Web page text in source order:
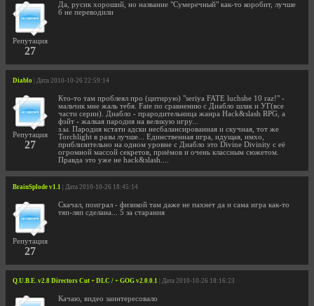
Репутация
27
Да, русик хороший, но название "Сумеречный" как-то коробит, лучше
б не переводили
Diablo | Дата 2010-10-26 22:59:14
Репутация
27
Кто-то там проблеял про (цитирую) "seriya FATE luchshe 10 raz!" -
мальчик мне жаль тебя. Fate по сравнению с Диабло шлак и УГ(все
части серии). Диабло - прародительница жанра Hack&slash RPG, а
фэйт - жалкая пародия на великую игру...
з.ы. Пародия кстати адски несбалансированная и скучная, тот же
Torchlight в разы лучше... Единственная игра, идущая, имхо,
приблизительно на одном уровне с Диабло это Divine Divinity с её
огромной массой секретов, приёмов и очень классным сюжетом.
Правда это уже не hack&slash....
BrainSplode v1.1 | Дата 2010-10-26 18:45:14
Репутация
27
Скачал, поиграл - физикой там даже не пахнет да и сама игра как-то
тяп-ляп сделана... 5 за старания
Q.U.B.E. v2.8 Directors Cut + DLC / + GOG v2.0.0.1 | Дата 2010-10-26 18:16:23
Качаю, видео заинтересовало